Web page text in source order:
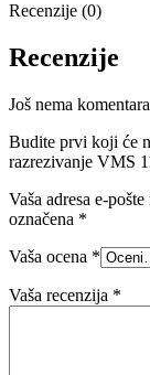
Recenzije (0)
Recenzije
Još nema
Budite prvi koji će
razrezivanje VMS
Vaša adresa e-
označena *
Vaša ocena *
Vaša recenzija *